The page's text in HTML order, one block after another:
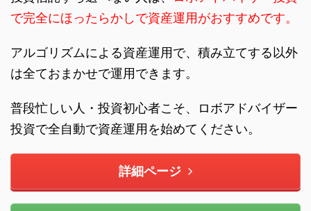
で完全にほったらかしで資産運用がおすすめです。
アルゴリズムによる資産運用で、積み立てする以外
は全ておまかせで運用できます。
普段忙しい人・投資初心者こそ、ロボアドバイザー
投資で全自動で資産運用を始めてください。
詳細ページ